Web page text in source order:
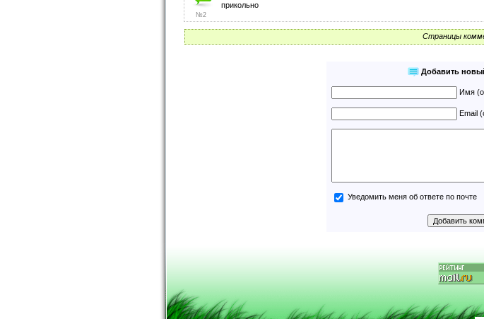
прикольно
№2
Страницы
Добавить
Имя
Email
Уведомить меня об ответе по почте